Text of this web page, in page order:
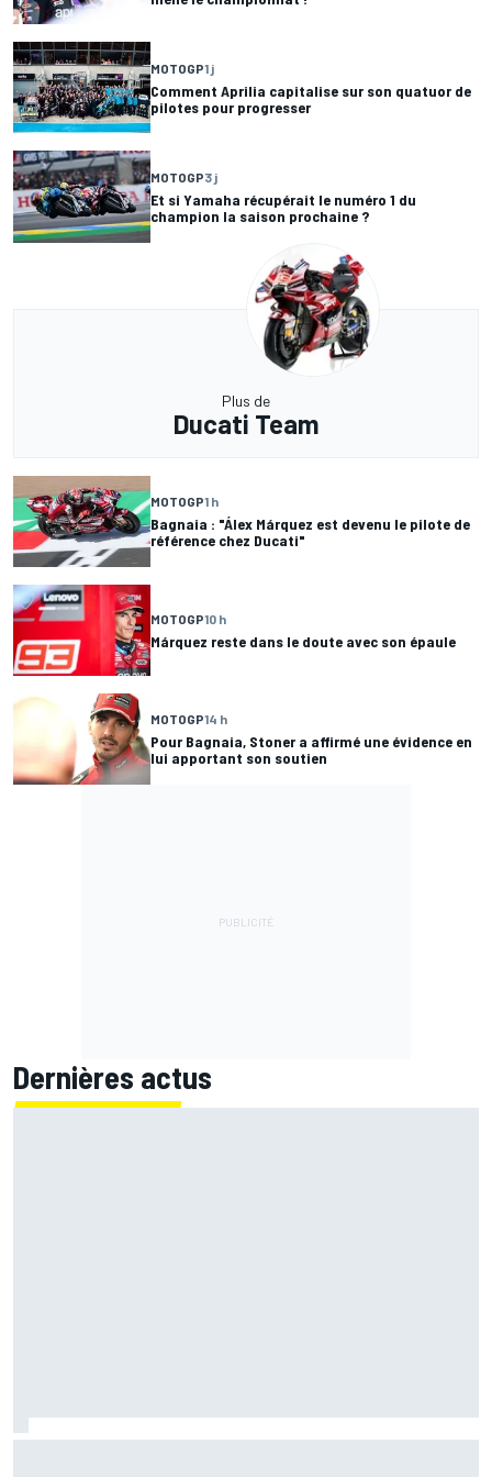
MOTOGP1 j
Comment Aprilia capitalise sur son quatuor de
pilotes pour progresser
MOTOGP3 j
Et si Yamaha récupérait le numéro 1 du
champion la saison prochaine ?
Plus de
Ducati Team
MOTOGP1 h
Bagnaia : "Álex Márquez est devenu le pilote de
référence chez Ducati"
MOTOGP10 h
Márquez reste dans le doute avec son épaule
MOTOGP14 h
Pour Bagnaia, Stoner a affirmé une évidence en
lui apportant son soutien
Dernières actus